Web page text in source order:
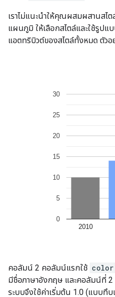
เราไม่แนะนําให้คุณผสมผสานสไต
แผนภูมิ ให้เลือกสไตล์และใช้รูป
แอตทริบิวต์ของสไตล์ทั้งหมด ตัว
คอลัมน์ 2 คอลัมน์แรกใช้ color
มีชื่อภาษาอังกฤษ และคอลัมน์ที่ 2
ระบบจึงใช้ค่าเริ่มต้น 1.0 (แบบทึ